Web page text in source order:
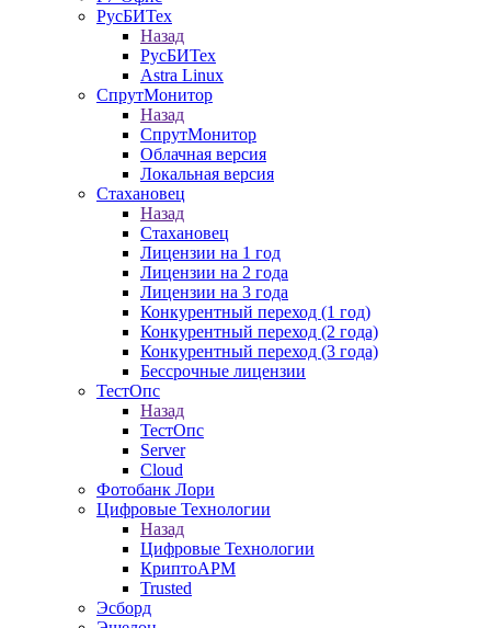
РусБИТех
Назад
РусБИТех
Astra Linux
СпрутМонитор
Назад
СпрутМонитор
Облачная версия
Локальная версия
Стахановец
Назад
Стахановец
Лицензии на 1 год
Лицензии на 2 года
Лицензии на 3 года
Конкурентный переход (1 год)
Конкурентный переход (2 года)
Конкурентный переход (3 года)
Бессрочные лицензии
ТестОпс
Назад
ТестОпс
Server
Cloud
Фотобанк Лори
Цифровые Технологии
Назад
Цифровые Технологии
КриптоАРМ
Trusted
Эсборд